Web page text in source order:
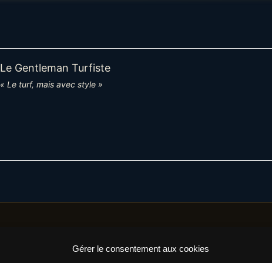
Gérer le consentement aux cookies
Le Gentleman Turfiste
« Le turf, mais avec style »